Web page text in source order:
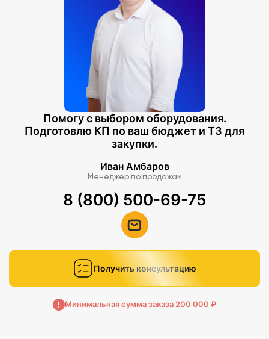
Помогу с выбором оборудования.
Подготовлю КП по ваш бюджет и ТЗ для
закупки.
Иван Амбаров
Менеджер по продажам
8 (800) 500-69-75
Получить консультацию
Минимальная сумма заказа 200 000 ₽